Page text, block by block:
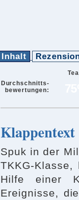
Inhalt
Durchschnitts-
bewertungen:
Klappentext
Spuk in der
TKKG-
Hilfe einer
Ereignisse,